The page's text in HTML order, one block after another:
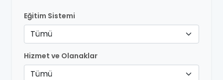
Eğitim Sistemi
Tümü
Hizmet ve Olanaklar
Tümü